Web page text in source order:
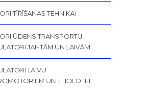
TĪRĪŠANAS TEHNIKAI
ŪDENS TRANSPORTU
JAHTĀM UN LAIVĀM
LAIVU
UN EHOLOTEI